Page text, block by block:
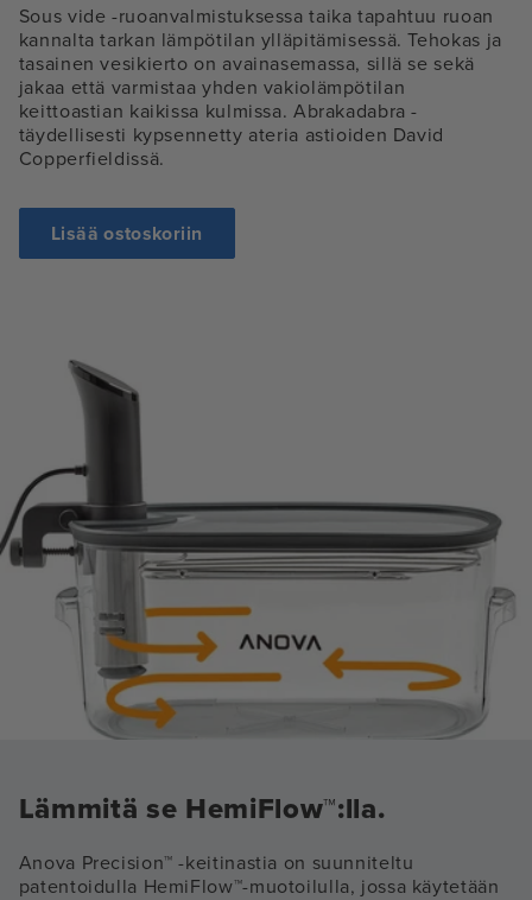
Sous vide -ruoanvalmistuksessa taika tapahtuu ruoan
kannalta tarkan lämpötilan ylläpitämisessä. Tehokas ja
tasainen vesikierto on avainasemassa, sillä se sekä
jakaa että varmistaa yhden vakiolämpötilan
keittoastian kaikissa kulmissa. Abrakadabra -
täydellisesti kypsennetty ateria astioiden David
Copperfieldissä.
Lisää ostoskoriin
Lämmitä se HemiFlow™:lla.
Anova Precision™ -keitinastia on suunniteltu
patentoidulla HemiFlow™-muotoilulla, jossa käytetään